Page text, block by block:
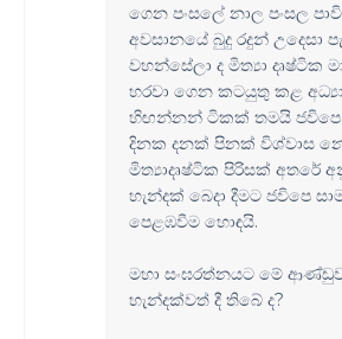
ගෙන පංසලේ නාල පංසල
අවසානයේ බුදු රදුන් උදෙසා
වහන්සේලා ද මිත්‍යා දෘෂ්ටික
හරවා ගෙන කටයුතු කළ
හිඟන්නන් ටිකක් තමයි
දිනක දනක් පිනක් විශ්වාස
මිත්‍යාදෘෂ්ටික පිරිසක්
හැන්දක් බෙදා දීමට ජවිපෙ
පෙළඹවීම හො‍ඳයි.
මහා සංඝරත්නයට මේ
හැන්දක්වත් දී තිබේ ද?